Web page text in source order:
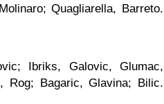
Quagliarella, Barreto.
Ibriks, Galovic, Glumac,
Rog; Bagaric, Glavina; Bilic.